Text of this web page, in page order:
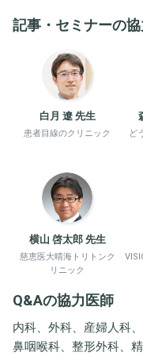
記事・セミナーの
白月 遼 先生
患者目線のクリニック
ど
横山 啓太郎 先生
慈恵医大晴海トリトンク
リニック
Q&Aの協力医師
内科、外科、産婦人科
鼻咽喉科、整形外科、